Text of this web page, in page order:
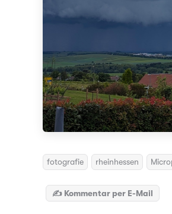
fotografie rheinhessen
✍️ Kommentar per E-Mail